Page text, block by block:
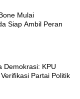
Mulai
Siap Ambil Peran
Demokrasi: KPU
Partai Politik